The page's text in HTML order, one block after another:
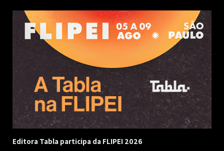
Editora Tabla participa da FLIPEI 2026